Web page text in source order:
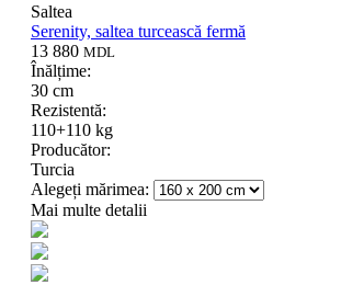
Saltea
Serenity, saltea turcească fermă
13 880 MDL
Înălțime:
30 cm
Rezistentă:
110+110 kg
Producător:
Turcia
Alegeți mărimea:
Mai multe detalii